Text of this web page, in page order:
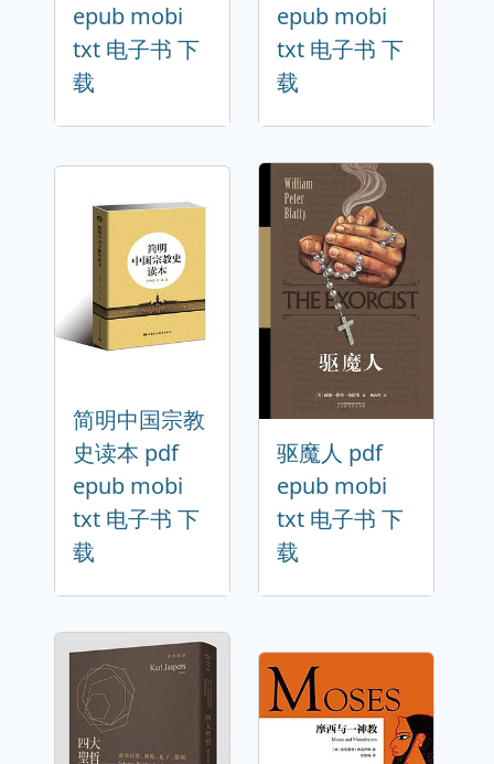
epub mobi
txt 电子书 下
载
epub mobi
txt 电子书 下
载
简明中国宗教
史读本 pdf
epub mobi
txt 电子书 下
载
驱魔人 pdf
epub mobi
txt 电子书 下
载